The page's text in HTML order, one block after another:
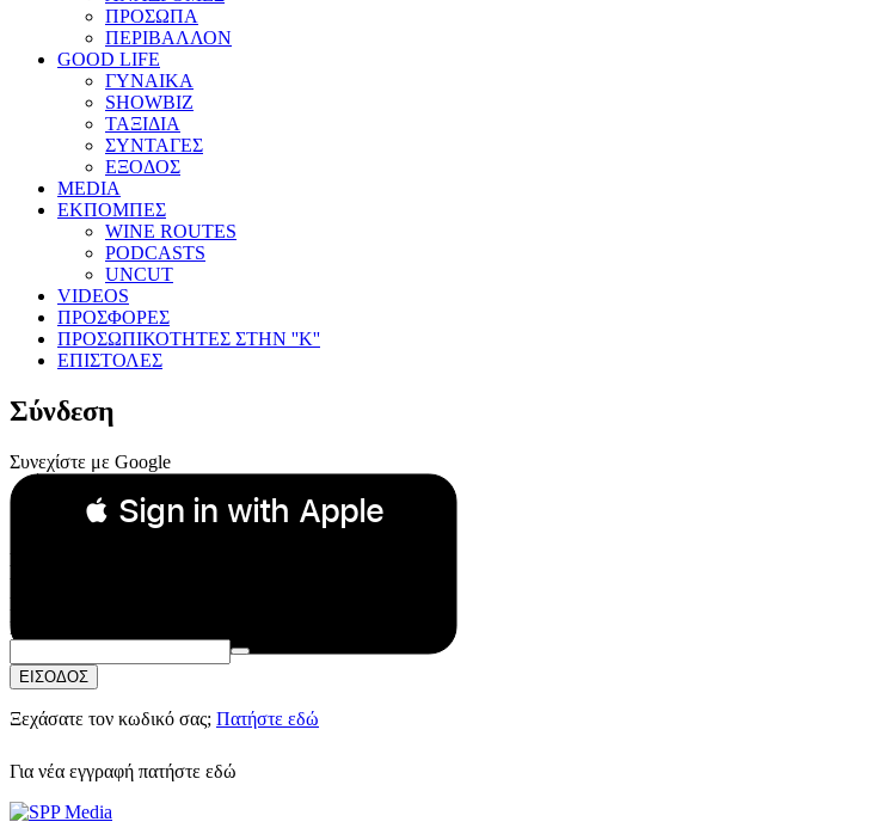
ΠΡΟΣΩΠΑ
ΠΕΡΙΒΑΛΛΟΝ
GOOD LIFE
ΓΥΝΑΙΚΑ
SHOWBIZ
ΤΑΞΙΔΙΑ
ΣΥΝΤΑΓΕΣ
ΕΞΟΔΟΣ
MEDIA
ΕΚΠΟΜΠΕΣ
WINE ROUTES
PODCASTS
UNCUT
VIDEOS
ΠΡΟΣΦΟΡΕΣ
ΠΡΟΣΩΠΙΚΟΤΗΤΕΣ ΣΤΗΝ ''Κ''
ΕΠΙΣΤΟΛΕΣ
Σύνδεση
Συνεχίστε με Google
 Sign in with Apple
Συνεχίστε με Apple
ή
Email:
Κωδικός Πρόσβασης:
ΕΙΣΟΔΟΣ
Ξεχάσατε τον κωδικό σας; Πατήστε εδώ
Για νέα εγγραφή πατήστε εδώ